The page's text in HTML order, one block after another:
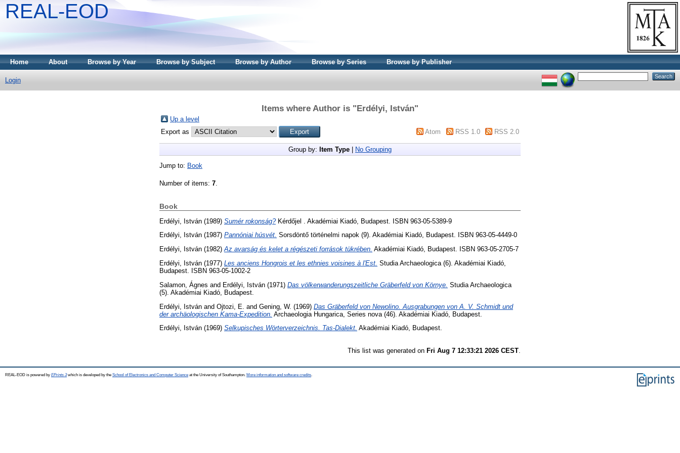
REAL-EOD
Home About Browse by Year Browse by Subject Browse by Author Browse by Series Browse by Publisher
Login
Items where Author is "Erdélyi, István"
Up a level
Export as
Atom RSS 1.0 RSS 2.0
Group by: Item Type No Grouping
Jump to: Book
Number of items: 7
Book
Erdélyi, István (1989) Sumér rokonság?Kérdőjel . Akadémiai Kiadó, Budapest. ISBN 963-05-5389-9
Erdélyi, István (1987) Pannóniai húsvét. Sorsdöntő történelmi napok (9). Akadémiai Kiadó, Budapest. ISBN 963-05-4449-0
Erdélyi, István (1982)Az avarság és kelet a régészeti források tükrében. Akadémiai Kiadó, Budapest. ISBN 963-05-2705-7
Erdélyi, István (1977) Les anciens Hongrois et les ethnies voisines à l'Est. Studia Archaeologica (6). Akadémiai Kiadó,
Budapest. ISBN 963-05-1002-2
Salamon, Ágnes and Erdélyi, István (1971) Das völkerwanderungszeitliche Gräberfeld von Környe. Studia Archaeologica
(5). Akadémiai Kiadó, Budapest.
Erdélyi, István and Ojtozi, E. and Gening, W. (1969) Das Gräberfeld von Newolino. Ausgrabungen von A. V. Schmidt und
der archäologischen Kama-Expedition. Archaeologia Hungarica, Series nova (46). Akadémiai Kiadó, Budapest.
Erdélyi, István (1969) Selkupisches Wörterverzeichnis. Tas-Dialekt. Akadémiai Kiadó, Budapest.
This list was generated on Fri Aug 7 12:33:21 2026 CEST.
REAL-EOD is powered by EPrints 3which is developed by the School of Electronics and Computer Science at the University of Southampton. More information and software credits